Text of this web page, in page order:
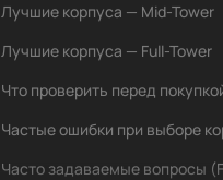
Лучшие корпуса — Mid-Tower
Лучшие корпуса — Full-Tower
Что проверить перед
Частые ошибки при выборе
Часто задаваемые вопросы